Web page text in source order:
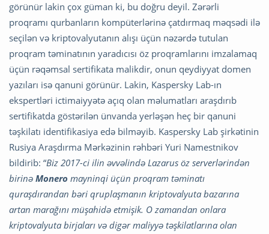
görünür lakin çox güman ki, bu doğru deyil. Zərərli
proqramı qurbanların kompüterlərinə çatdırmaq məqsədi ilə
seçilən və kriptovalyutanın alışı üçün nəzərdə tutulan
proqram təminatının yaradıcısı öz proqramlarını imzalamaq
üçün rəqəmsal sertifikata malikdir, onun qeydiyyat domen
yazıları isə qanuni görünür. Lakin, Kaspersky Lab-ın
ekspertləri ictimaiyyətə açıq olan məlumatları araşdırıb
sertifikatda göstərilən ünvanda yerləşən heç bir qanuni
təşkilatı identifikasiya edə bilməyib. Kaspersky Lab şirkətinin
Rusiya Araşdırma Mərkəzinin rəhbəri Yuri Namestnikov
bildirib: “Biz 2017-ci ilin əvvəlində Lazarus öz serverlərindən
birinə Monero mayninqi üçün proqram təminatı
quraşdırandan bəri qruplaşmanın kriptovalyuta bazarına
artan marağını müşahidə etmişik. O zamandan onlara
kriptovalyuta birjaları və digər maliyyə təşkilatlarına olan